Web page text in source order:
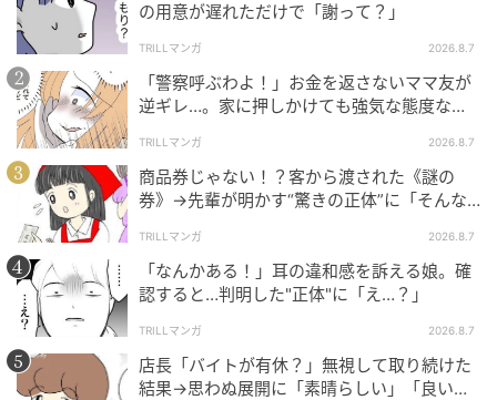
の用意が遅れただけで「謝って？」
TRILLマンガ 2026.8.7
「警察呼ぶわよ！」お金を返さないママ友が
逆ギレ…。家に押しかけても強気な態度なワ
TRILLマンガ 2026.8.7
商品券じゃない！？客から渡された《謎の
券》→先輩が明かす“驚きの正体”に「そんな
TRILLマンガ 2026.8.7
「なんかある！」耳の違和感を訴える娘。確
認すると…判明した"正体"に「え…？」
TRILLマンガ 2026.8.7
店長「バイトが有休？」無視して取り続けた
結果→思わぬ展開に「素晴らしい」「良いこ